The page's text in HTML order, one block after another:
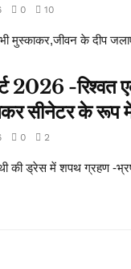
0 10
मुस्काकर,जीवन के दीप
2026 -
सीनेटर के रूप
0 2
की ड्रेस में शपथ ग्रहण -